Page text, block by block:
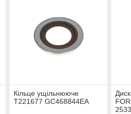
Кільце ущільнююче
T221677 GC468844EA